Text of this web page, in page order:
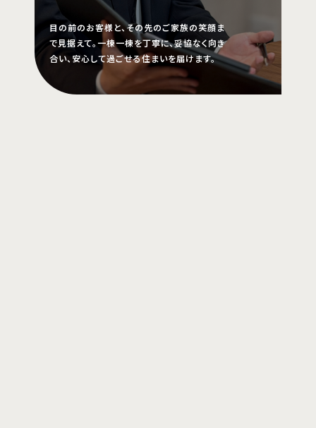
目の前のお客様と、その先のご家族の笑顔ま
で見据えて。一棟一棟を丁寧に、妥協なく向き
合い、安心して過ごせる住まいを届けます。